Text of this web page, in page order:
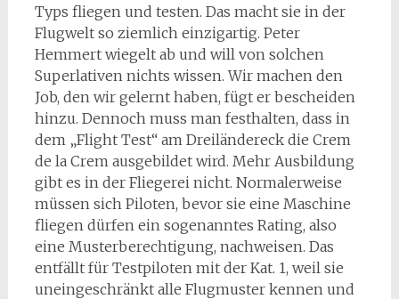
Typs fliegen und testen. Das macht sie in der
Flugwelt so ziemlich einzigartig. Peter
Hemmert wiegelt ab und will von solchen
Superlativen nichts wissen. Wir machen den
Job, den wir gelernt haben, fügt er bescheiden
hinzu. Dennoch muss man festhalten, dass in
dem „Flight Test“ am Dreiländereck die Crem
de la Crem ausgebildet wird. Mehr Ausbildung
gibt es in der Fliegerei nicht. Normalerweise
müssen sich Piloten, bevor sie eine Maschine
fliegen dürfen ein sogenanntes Rating, also
eine Musterberechtigung, nachweisen. Das
entfällt für Testpiloten mit der Kat. 1, weil sie
uneingeschränkt alle Flugmuster kennen und